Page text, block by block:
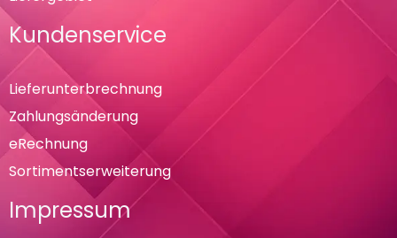
Kundenservice
Lieferunterbrechnung
Zahlungsänderung
eRechnung
Sortimentserweiterung
Impressum